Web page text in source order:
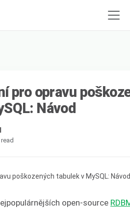
pro opravu
Návod
open-source